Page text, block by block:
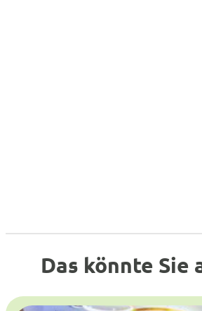
Das könnte Sie